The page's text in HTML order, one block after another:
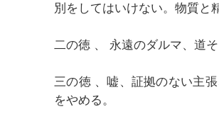
別をしてはいけない。物質と
二の徳 、 永遠のダルマ、道
三の徳 、嘘、証拠のない主
をやめる。